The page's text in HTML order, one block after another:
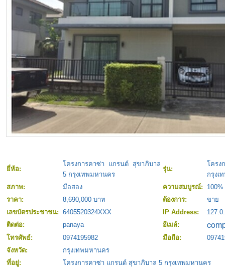
ยี่ห้อ:
โครงการคาซ่า แกรนด์ สุขาภิบาล
5 กรุงเทพมหานคร
รุ่น:
โคร
กรุงเ
สภาพ:
มือสอง ความสมบูรณ์:
100%
ราคา:
8,690,000 บาท ต้องการ:
ขาย
เลขบัตรประชาชน: 6405520324XXX IP Address:
ติดต่อ:
panaya
อีเมล์:
โทรศัพย์:
0974195982 มือถือ:
จังหวัด:
กรุงเทพมหานคร
ที่อยู่:
โครงการคาซ่า แกรนด์ สุขาภิบาล 5 กรุงเทพมหานคร